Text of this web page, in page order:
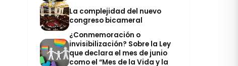
La complejidad del nuevo
congreso bicameral
¿Conmemoración o
invisibilización? Sobre la Ley
que declara el mes de junio
como el “Mes de la Vida y la